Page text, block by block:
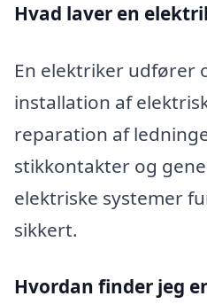
Hvad laver en
En elektriker udfører
installation af
reparation af
stikkontakter og
elektriske systemer
sikkert.
Hvordan finder jeg